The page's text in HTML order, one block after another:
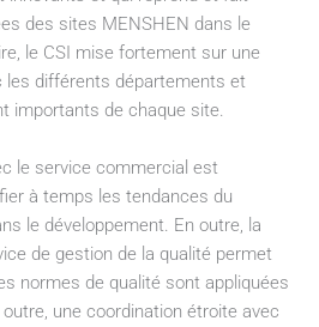
des sites MENSHEN dans le
le CSI mise fortement sur une
les différents départements et
importants de chaque site.
le service commercial est
à temps les tendances du
le développement. En outre, la
de gestion de la qualité permet
normes de qualité sont appliquées
une coordination étroite avec